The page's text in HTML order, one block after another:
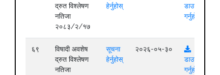
द्रुत विश्लेषण
नतिजा
२०८३/२/१७
हेर्नुहोस्
डाउनलोड
गर्नुहोस्
६९
विषादी अवशेष
द्रुत विश्लेषण
नतिजा
सूचना
हेर्नुहोस्
२०२६-०५-३०
डाउनलोड
गर्नुहोस्